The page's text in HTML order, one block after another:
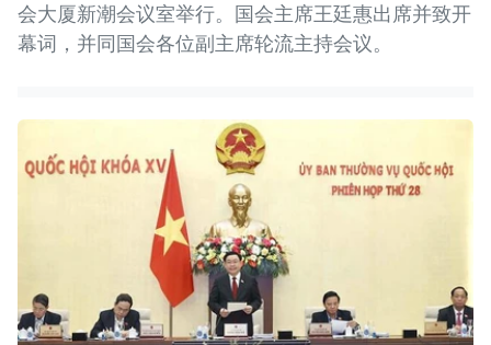
会大厦新潮会议室举行。国会主席王廷惠出席并致开
幕词，并同国会各位副主席轮流主持会议。